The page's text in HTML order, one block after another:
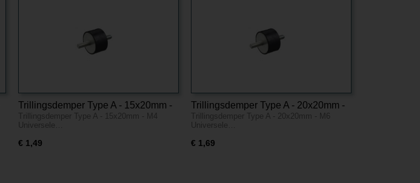
Trillingsdemper Type A - 15x20mm -
M4
Trillingsdemper Type A - 15x20mm - M4
Universele…
€ 1,49
Trillingsdemper Type A - 20x20mm -
M6
Trillingsdemper Type A - 20x20mm - M6
Universele…
€ 1,69